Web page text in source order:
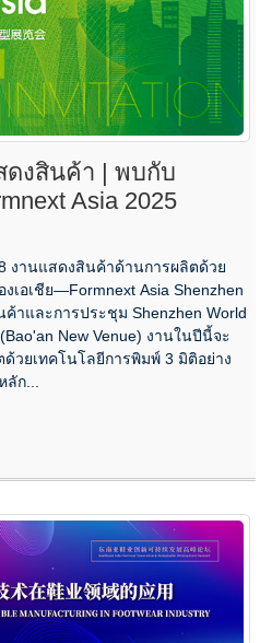
ดงสินค้า | พบกับ
Asia 2025
งานแสดงสินค้าด้านการผลิตด้วย
อเชีย—Formnext Asia Shenzhen
และการประชุม Shenzhen World
New Venue) งานในปีนี้จะ
วยเทคโนโลยีการพิมพ์ 3 มิติอย่าง
ก...